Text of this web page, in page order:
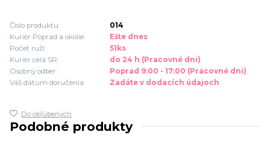
Číslo produktu:
014
Kuriér Poprad a okolie:
Ešte dnes
Počet ruží:
51ks
Kuriér celá SR:
do 24 h (Pracovné dni)
Osobný odber:
Poprad 9:00 - 17:00 (Pracovné dni)
Váš dátum doručenia:
Zadáte v dodacích údajoch
Do obľúbených
Podobné produkty